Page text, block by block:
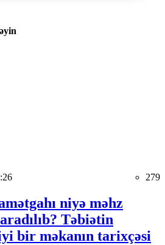
279
niyə məhz
Təbiətin
bir məkanın tarixçəsi